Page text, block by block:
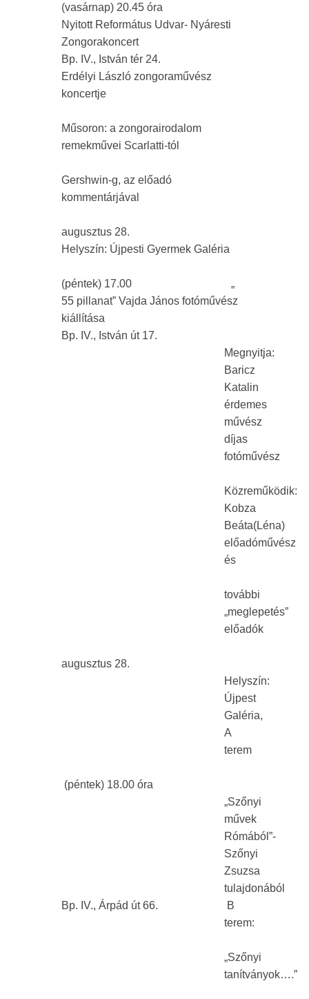
(vasárnap) 20.45 óra
Nyitott Református Udvar- Nyáresti
Zongorakoncert
Bp. IV., István tér 24.
Erdélyi László zongoraművész
koncertje
Műsoron: a zongorairodalom
remekművei Scarlatti-tól
Gershwin-g, az előadó
kommentárjával
augusztus 28.
Helyszín: Újpesti Gyermek Galéria
(péntek) 17.00 „
55 pillanat” Vajda János fotóművész
kiállítása
Bp. IV., István út 17.
Megnyitja:
Baricz
Katalin
érdemes
művész
díjas
fotóművész
Közreműködik:
Kobza
Beáta(Léna)
előadóművész
és
további
„meglepetés”
előadók
augusztus 28.
Helyszín:
Újpest
Galéria,
A
terem
(péntek) 18.00 óra
„Szőnyi
művek
Rómából”-
Szőnyi
Zsuzsa
tulajdonából
Bp. IV., Árpád út 66. B
terem:
„Szőnyi
tanítványok….”